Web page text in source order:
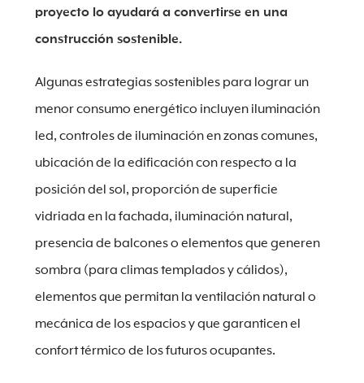
proyecto lo ayudará a convertirse en una
construcción sostenible.
Algunas estrategias sostenibles para lograr un
menor consumo energético incluyen iluminación
led, controles de iluminación en zonas comunes,
ubicación de la edificación con respecto a la
posición del sol, proporción de superficie
vidriada en la fachada, iluminación natural,
presencia de balcones o elementos que generen
sombra (para climas templados y cálidos),
elementos que permitan la ventilación natural o
mecánica de los espacios y que garanticen el
confort térmico de los futuros ocupantes.